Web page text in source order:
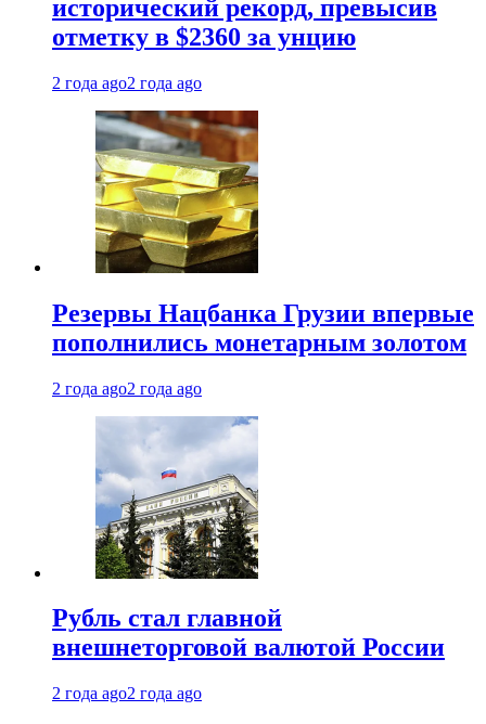
исторический рекорд, превысив
отметку в $2360 за унцию
2 года ago2 года ago
Резервы Нацбанка Грузии впервые
пополнились монетарным золотом
2 года ago2 года ago
Рубль стал главной
внешнеторговой валютой России
2 года ago2 года ago